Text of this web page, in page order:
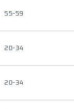
55-59
20-34
20-34